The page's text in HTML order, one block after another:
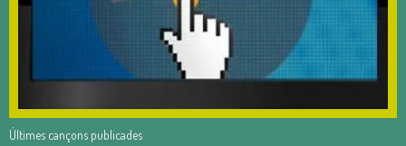
Últimes cançons publicades